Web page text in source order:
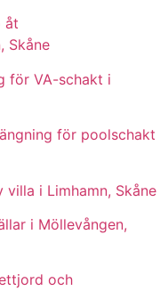
åt
Skåne
för VA-schakt i
för poolschakt
i Limhamn, Skåne
i Möllevången,
och